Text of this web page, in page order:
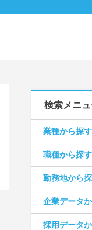
検索メニ
業種から探す
職種から探す
勤務地から
企業データ
採用データ